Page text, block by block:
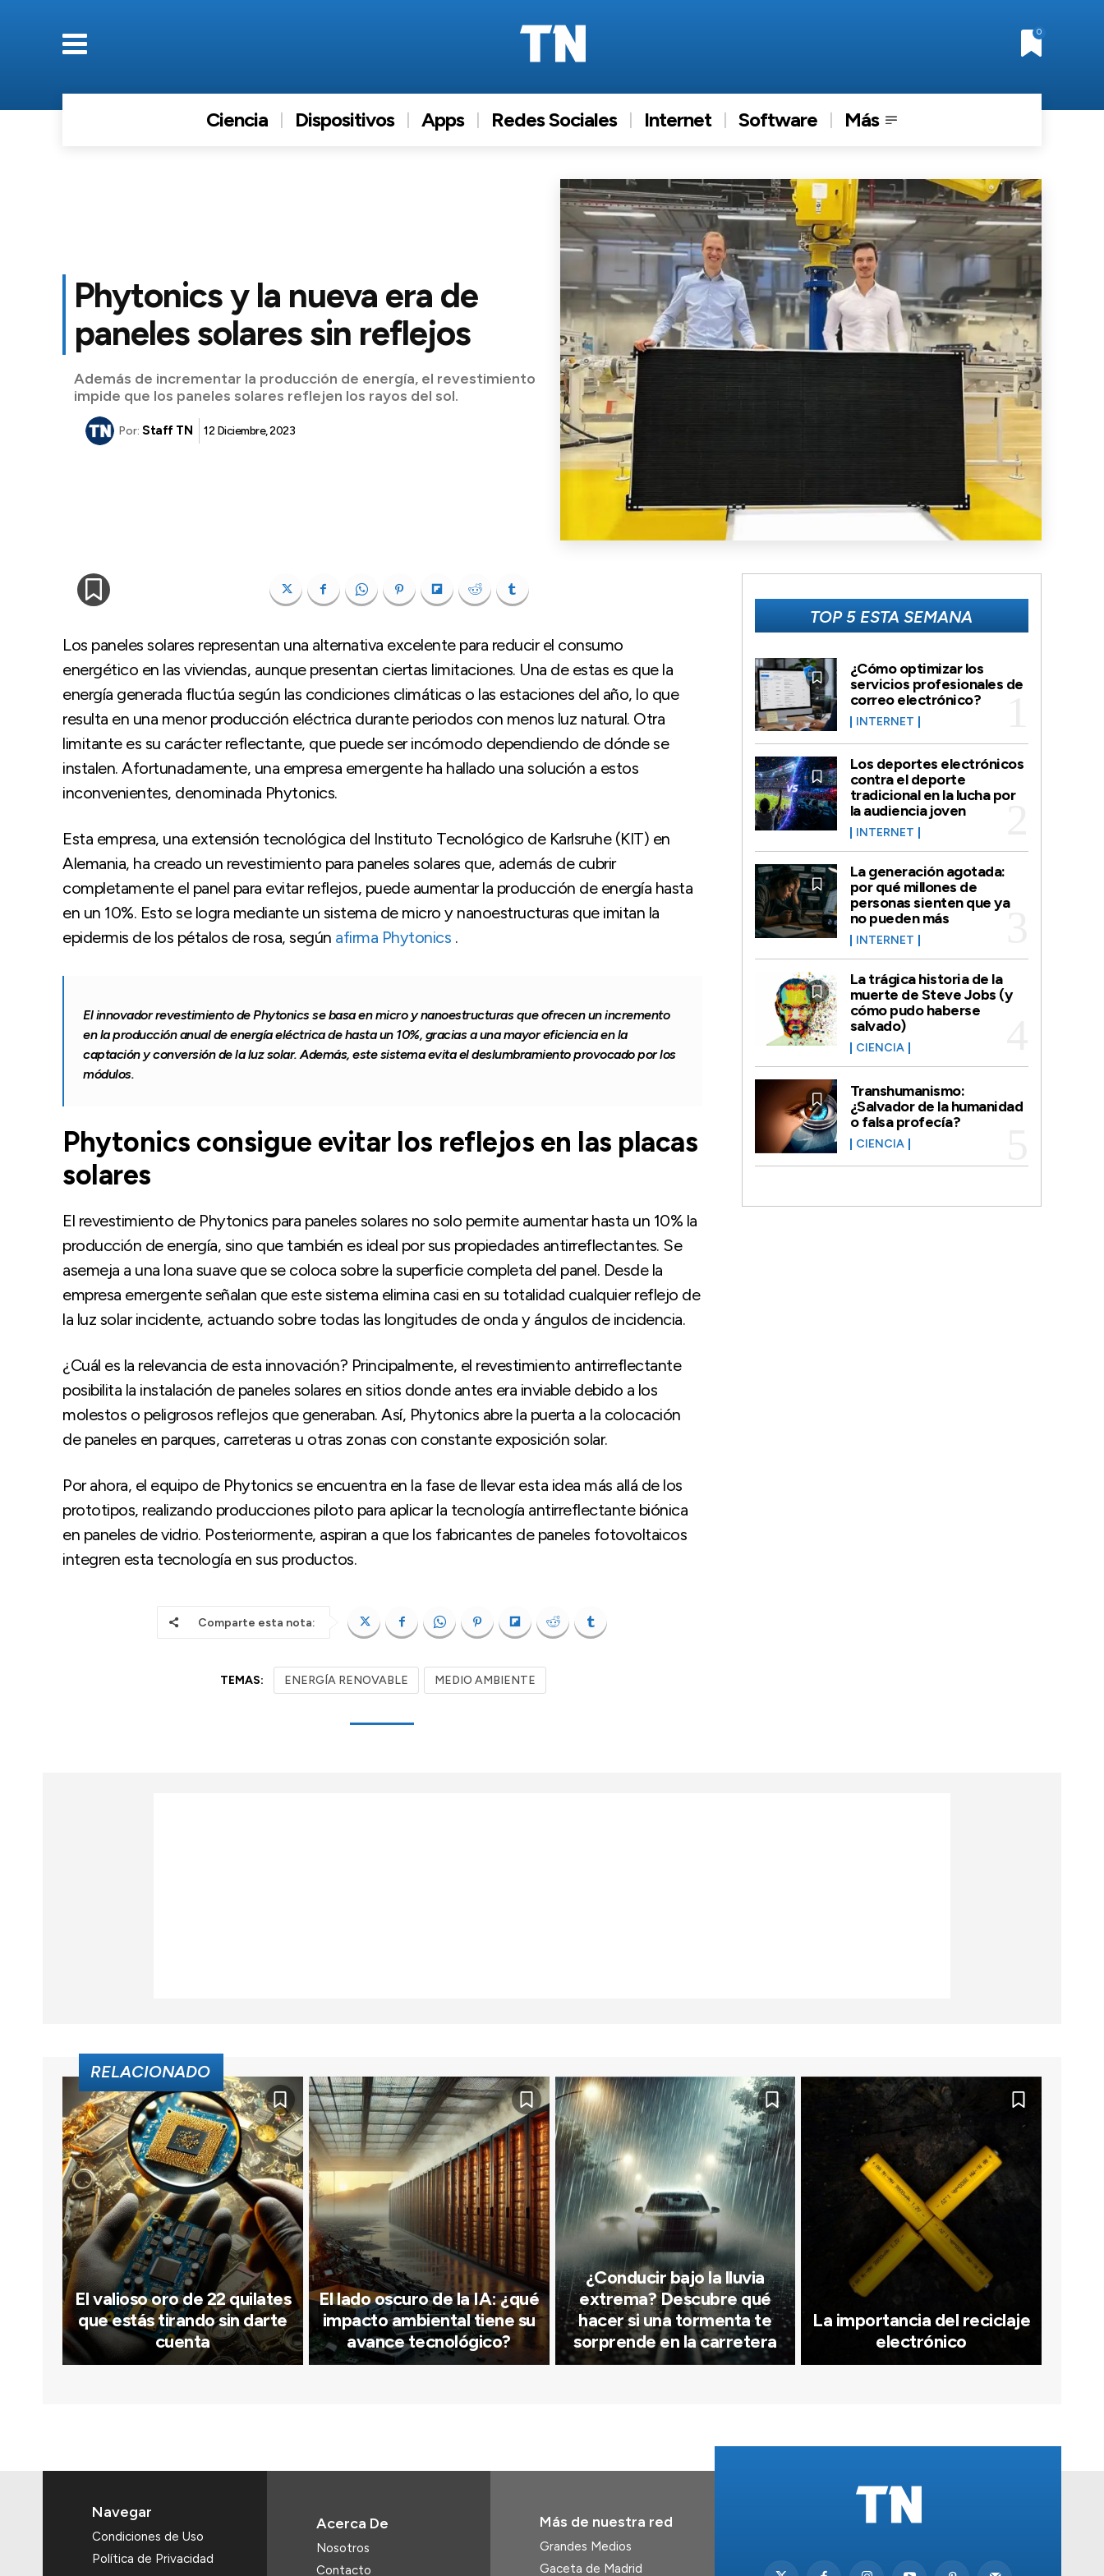
0
Ciencia Dispositivos Apps Redes Sociales Internet Software Más
Phytonics y la nueva era de
paneles solares sin reflejos
Además de incrementar la producción de energía, el revestimiento
impide que los paneles solares reflejen los rayos del sol.
Por: Staff TN 12 Diciembre, 2023
Los paneles solares representan una alternativa excelente para reducir el consumo
energético en las viviendas, aunque presentan ciertas limitaciones. Una de estas es que la
energía generada fluctúa según las condiciones climáticas o las estaciones del año, lo que
resulta en una menor producción eléctrica durante periodos con menos luz natural. Otra
limitante es su carácter reflectante, que puede ser incómodo dependiendo de dónde se
instalen. Afortunadamente, una empresa emergente ha hallado una solución a estos
inconvenientes, denominada Phytonics.
Esta empresa, una extensión tecnológica del Instituto Tecnológico de Karlsruhe (KIT) en
Alemania, ha creado un revestimiento para paneles solares que, además de cubrir
completamente el panel para evitar reflejos, puede aumentar la producción de energía hasta
en un 10%. Esto se logra mediante un sistema de micro y nanoestructuras que imitan la
epidermis de los pétalos de rosa, según afirma Phytonics .
El innovador revestimiento de Phytonics se basa en micro y nanoestructuras que ofrecen un incremento
en la producción anual de energía eléctrica de hasta un 10%, gracias a una mayor eficiencia en la
captación y conversión de la luz solar. Además, este sistema evita el deslumbramiento provocado por los
módulos.
Phytonics consigue evitar los reflejos en las placas
solares
El revestimiento de Phytonics para paneles solares no solo permite aumentar hasta un 10% la
producción de energía, sino que también es ideal por sus propiedades antirreflectantes. Se
asemeja a una lona suave que se coloca sobre la superficie completa del panel. Desde la
empresa emergente señalan que este sistema elimina casi en su totalidad cualquier reflejo de
la luz solar incidente, actuando sobre todas las longitudes de onda y ángulos de incidencia.
¿Cuál es la relevancia de esta innovación? Principalmente, el revestimiento antirreflectante
posibilita la instalación de paneles solares en sitios donde antes era inviable debido a los
molestos o peligrosos reflejos que generaban. Así, Phytonics abre la puerta a la colocación
de paneles en parques, carreteras u otras zonas con constante exposición solar.
Por ahora, el equipo de Phytonics se encuentra en la fase de llevar esta idea más allá de los
prototipos, realizando producciones piloto para aplicar la tecnología antirreflectante biónica
en paneles de vidrio. Posteriormente, aspiran a que los fabricantes de paneles fotovoltaicos
integren esta tecnología en sus productos.
Comparte esta nota:
TEMAS: ENERGÍA RENOVABLE MEDIO AMBIENTE
TOP 5 ESTA SEMANA
¿Cómo optimizar los
servicios profesionales de
correo electrónico?
INTERNET
Los deportes electrónicos
contra el deporte
tradicional en la lucha por
la audiencia joven
INTERNET
La generación agotada:
por qué millones de
personas sienten que ya
no pueden más
INTERNET
La trágica historia de la
muerte de Steve Jobs (y
cómo pudo haberse
salvado)
CIENCIA
Transhumanismo:
¿Salvador de la humanidad
o falsa profecía?
CIENCIA
RELACIONADO
El valioso oro de 22 quilates
que estás tirando sin darte
cuenta
El lado oscuro de la IA: ¿qué
impacto ambiental tiene su
avance tecnológico?
¿Conducir bajo la lluvia
extrema? Descubre qué
hacer si una tormenta te
sorprende en la carretera
La importancia del reciclaje
electrónico
Navegar
Condiciones de Uso
Política de Privacidad
Acerca De
Nosotros
Contacto
Más de nuestra red
Grandes Medios
Gaceta de Madrid